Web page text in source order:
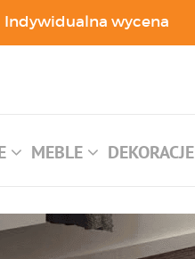
Indywidualna wycena
MEBLE DEKORACJE